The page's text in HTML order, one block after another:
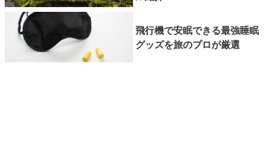
飛行機で安眠できる最強睡眠
グッズを旅のプロが厳選